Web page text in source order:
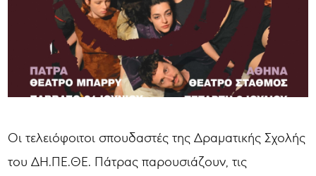
Οι τελειόφοιτοι σπουδαστές της Δραματικής Σχολής
του ΔΗ.ΠΕ.ΘΕ. Πάτρας παρουσιάζουν, τις